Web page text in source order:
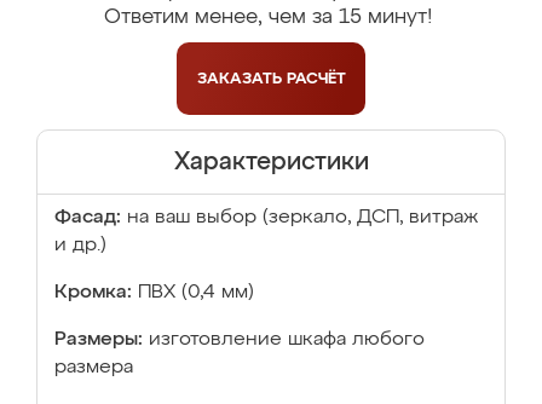
Ответим менее, чем за 15 минут!
ЗАКАЗАТЬ РАСЧЁТ
Характеристики
Фасад: на ваш выбор (зеркало, ДСП, витраж
и др.)
Кромка: ПВХ (0,4 мм)
Размеры: изготовление шкафа любого
размера